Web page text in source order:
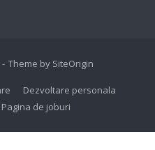
Theme by SiteOrigin
Dezvoltare personala
Pagina de joburi